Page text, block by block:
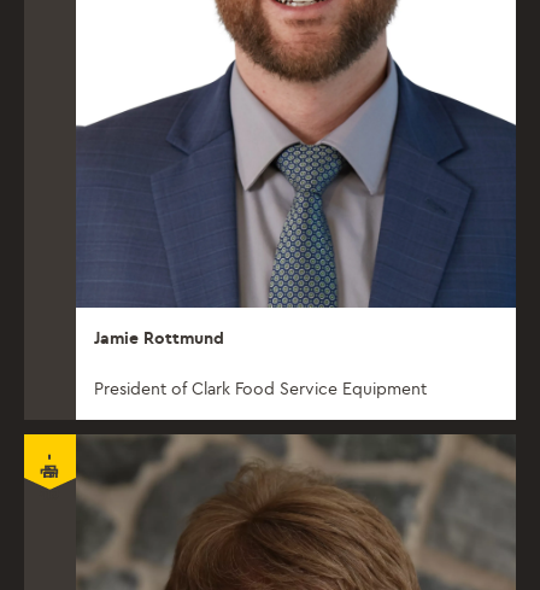
Jamie Rottmund
President of Clark Food Service Equipment
官员 - 秘书